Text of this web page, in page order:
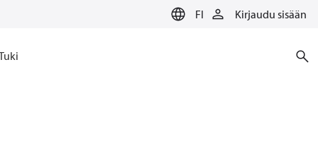
FI Kirjaudu sisään